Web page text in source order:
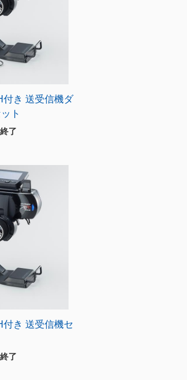
付き 送受信機ダ
ト
了
き 送受信機セ
了